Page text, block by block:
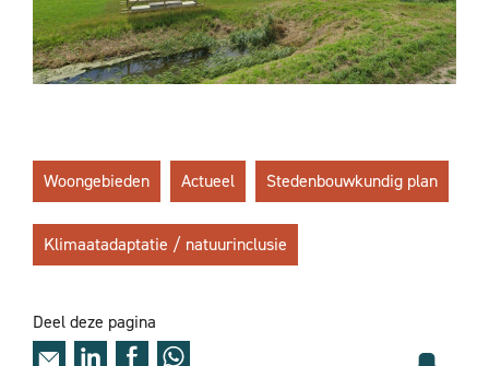
Woongebieden Actueel Stedenbouwkundig plan
Klimaatadaptatie / natuurinclusie
Deel deze pagina